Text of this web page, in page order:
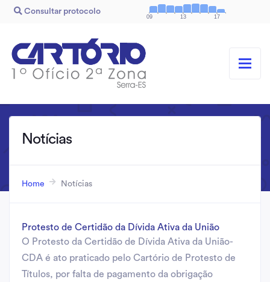
Consultar protocolo
09 13 17
Notícias
Home Notícias
Protesto de Certidão da Dívida Ativa da União
O Protesto da Certidão de Dívida Ativa da União-
CDA é ato praticado pelo Cartório de Protesto de
Títulos, por falta de pagamento da obrigação